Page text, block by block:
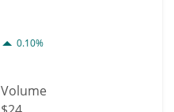
0.10%
Volume